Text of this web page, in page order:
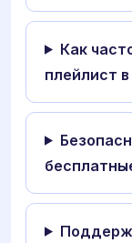
Как
плейлист